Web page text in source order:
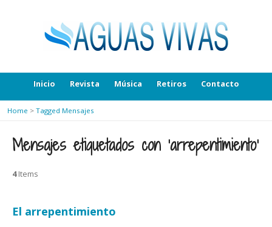
Inicio Revista Música Retiros Contacto
Home > Tagged Mensajes
Mensajes etiquetados con ‘arrepentimiento’
4Items
El arrepentimiento